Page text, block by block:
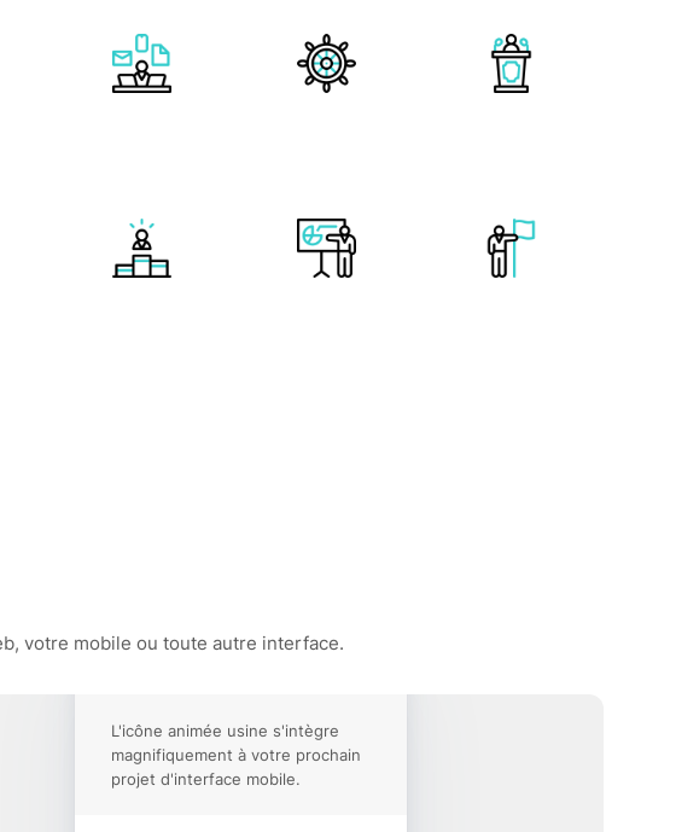
votre mobile ou toute autre interface.
L'icône animée usine s'intègre
magnifiquement à votre prochain
projet d'interface mobile.